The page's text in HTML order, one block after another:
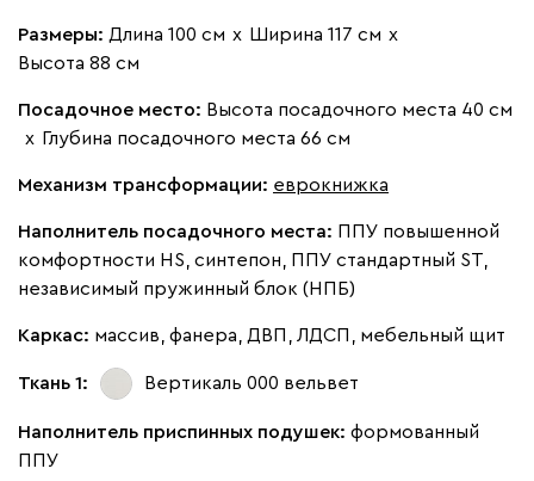
Онли
240 310
Геста
Бежевый
Размеры: Длина 100 см х Ширина 117 см х
Высота 88 см
Посадочное место: Высота посадочного места 40 см
х Глубина посадочного места 66 см
Механизм трансформации: еврокнижка
Наполнитель посадочного места: ППУ повышенной
комфортности HS, синтепон, ППУ стандартный ST,
независимый пружинный блок (НПБ)
Каркас: массив, фанера, ДВП, ЛДСП, мебельный щит
Ткань 1: Вертикаль 000 вельвет
Наполнитель приспинных подушек: формованный
ППУ